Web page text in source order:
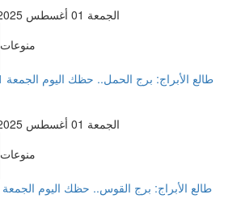
الجمعة 01 أغسطس 2025 12:42 صباحاً
منوعات
الجمعة 01 أغسطس 2025 12:42 صباحاً
منوعات